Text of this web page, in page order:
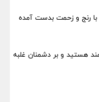
با رنج و زحمت بدست آمده
هستید و بر دشمنان غلبه